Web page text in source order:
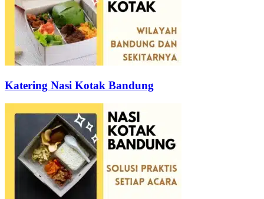
Katering Nasi Kotak Bandung